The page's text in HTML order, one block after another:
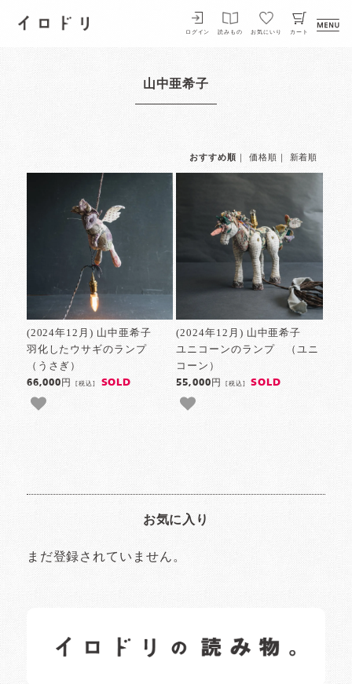
イロドリ
ログイン 読みもの お気にいり カート
山中亜希子
おすすめ順 価格順 新着順
(2024年12月) 山中亜希子
羽化したウサギのランプ
（うさぎ）
66,000円[税込] SOLD
(2024年12月) 山中亜希子
ユニコーンのランプ （ユニ
コーン）
55,000円 [税込] SOLD
お気に入り
まだ登録されていません。
日常の様子など随時更新中です。